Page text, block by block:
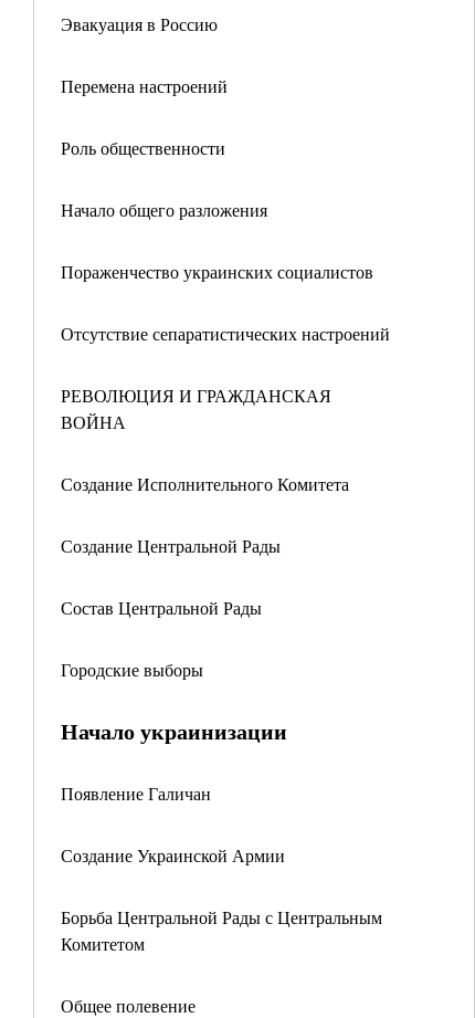
Эвакуация в Россию
Перемена настроений
Роль общественности
Начало общего разложения
Пораженчество украинских социалистов
Отсутствие сепаратистических настроений
РЕВОЛЮЦИЯ И ГРАЖДАНСКАЯ
ВОЙНА
Создание Исполнительного Комитета
Создание Центральной Рады
Состав Центральной Рады
Городские выборы
Начало украинизации
Появление Галичан
Создание Украинской Армии
Борьба Центральной Рады с Центральным
Комитетом
Общее полевение